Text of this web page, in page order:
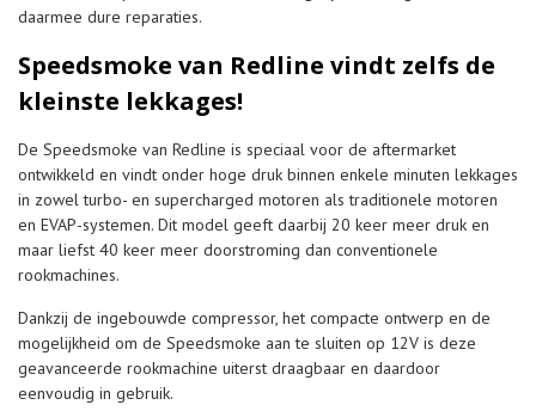
daarmee dure reparaties.
Speedsmoke van Redline vindt zelfs de
kleinste lekkages!
De Speedsmoke van Redline is speciaal voor de aftermarket
ontwikkeld en vindt onder hoge druk binnen enkele minuten lekkages
in zowel turbo- en supercharged motoren als traditionele motoren
en EVAP-systemen. Dit model geeft daarbij 20 keer meer druk en
maar liefst 40 keer meer doorstroming dan conventionele
rookmachines.
Dankzij de ingebouwde compressor, het compacte ontwerp en de
mogelijkheid om de Speedsmoke aan te sluiten op 12V is deze
geavanceerde rookmachine uiterst draagbaar en daardoor
eenvoudig in gebruik.